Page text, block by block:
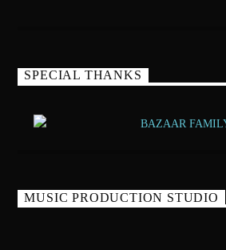
SPECIAL THANKS
MUSIC PRODUCTION STUDIO